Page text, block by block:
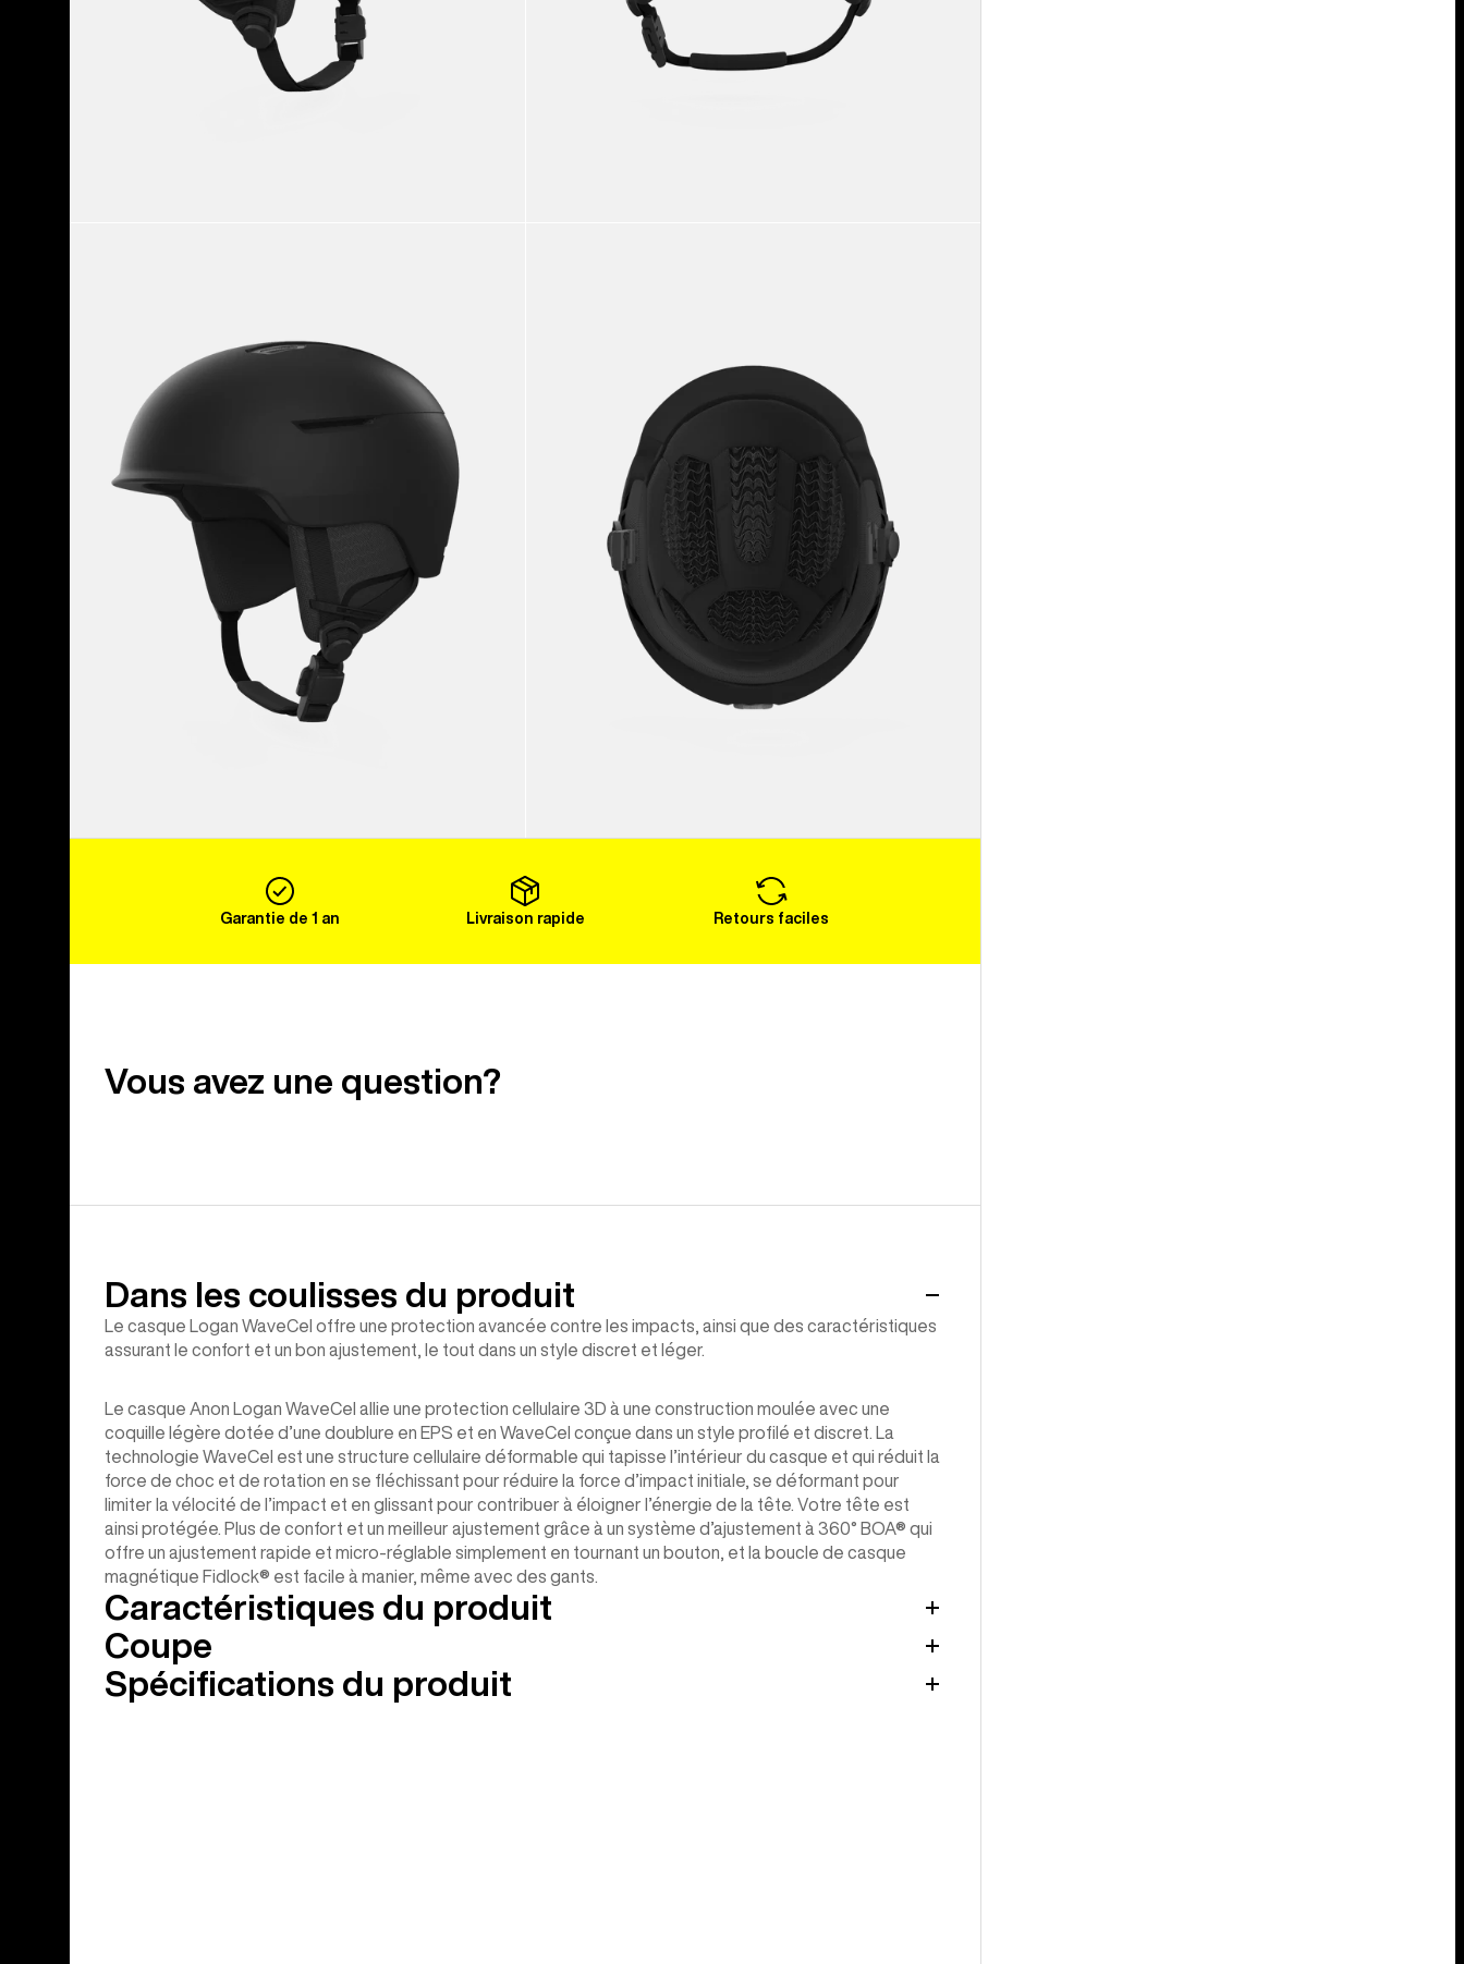
Garantie de 1 an Livraison rapide Retours faciles
Vous avez une question?
Dans les coulisses du produit
Le casque Logan WaveCel offre une protection avancée contre les impacts, ainsi que des caractéristiques
assurant le confort et un bon ajustement, le tout dans un style discret et léger.
Le casque Anon Logan WaveCel allie une protection cellulaire 3D à une construction moulée avec une
coquille légère dotée d’une doublure en EPS et en WaveCel conçue dans un style profilé et discret. La
technologie WaveCel est une structure cellulaire déformable qui tapisse l’intérieur du casque et qui réduit la
force de choc et de rotation en se fléchissant pour réduire la force d’impact initiale, se déformant pour
limiter la vélocité de l’impact et en glissant pour contribuer à éloigner l’énergie de la tête. Votre tête est
ainsi protégée. Plus de confort et un meilleur ajustement grâce à un système d’ajustement à 360° BOA® qui
offre un ajustement rapide et micro-réglable simplement en tournant un bouton, et la boucle de casque
magnétique Fidlock® est facile à manier, même avec des gants.
Caractéristiques du produit
Coupe
Spécifications du produit